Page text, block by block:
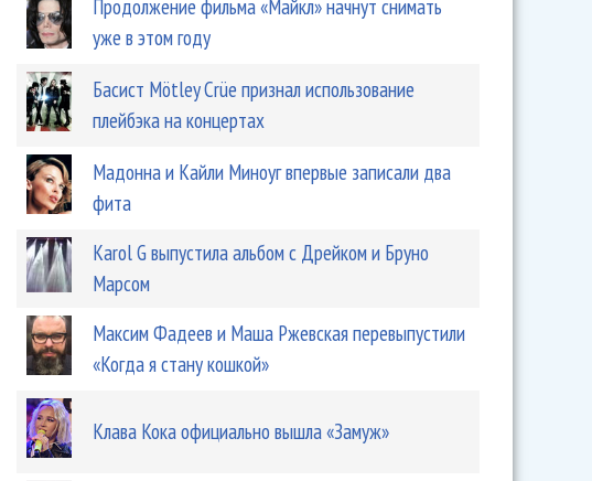
Продолжение фильма «Майкл» начнут снимать
уже в этом году
Басист Mötley Crüe признал использование
плейбэка на концертах
Мадонна и Кайли Миноуг впервые записали два
фита
Karol G выпустила альбом с Дрейком и Бруно
Марсом
Максим Фадеев и Маша Ржевская перевыпустили
«Когда я стану кошкой»
Клава Кока официально вышла «Замуж»